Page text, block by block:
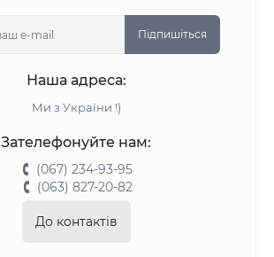
Підпишіться
Наша адреса:
Ми з України !)
Зателефонуйте нам:
(067) 234-93-95
(063) 827-20-82
До контактів